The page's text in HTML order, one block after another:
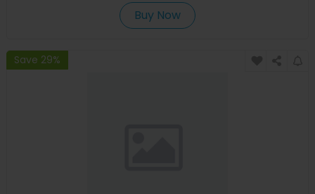
Buy Now
Save 29%